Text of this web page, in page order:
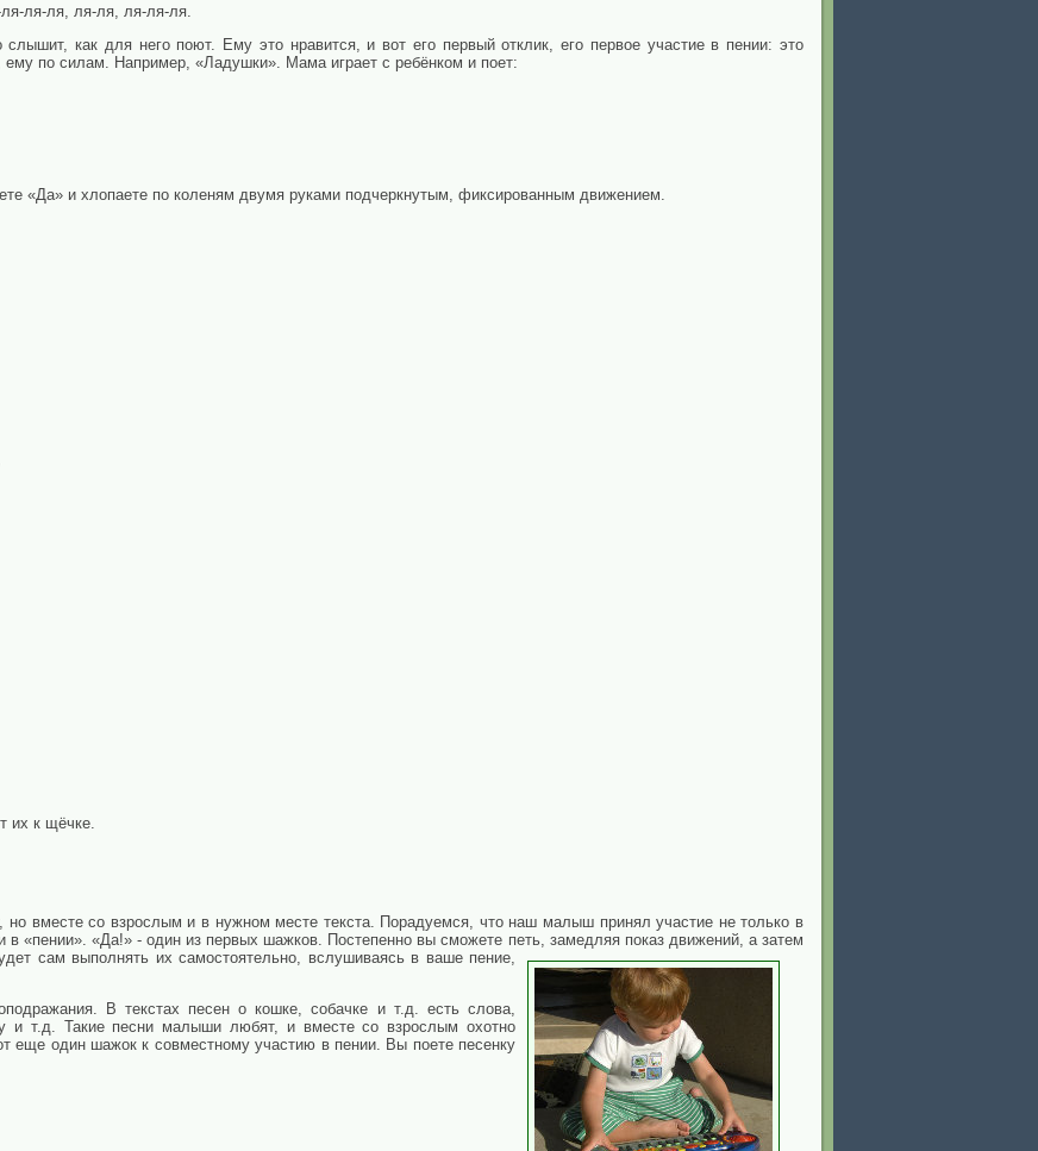
ля-ля, ля-ля, ля-ля-ля.
как для него поют. Ему это нравится, и вот его первый отклик, его первое участие в пении: это
ему по силам. Например, «Ладушки». Мама играет с ребёнком и поет:
«Да» и хлопаете по коленям двумя руками подчеркнутым, фиксированным движением.
их к щёчке.
но вместе со взрослым и в нужном месте текста. Порадуемся, что наш малыш принял участие не только в
в «пении». «Да!» - один из первых шажков. Постепенно вы сможете петь, замедляя показ движений, а затем
сам выполнять их самостоятельно, вслушиваясь в ваше пение,
В текстах песен о кошке, собачке и т.д. есть слова,
и т.д. Такие песни малыши любят, и вместе со взрослым охотно
еще один шажок к совместному участию в пении. Вы поете песенку